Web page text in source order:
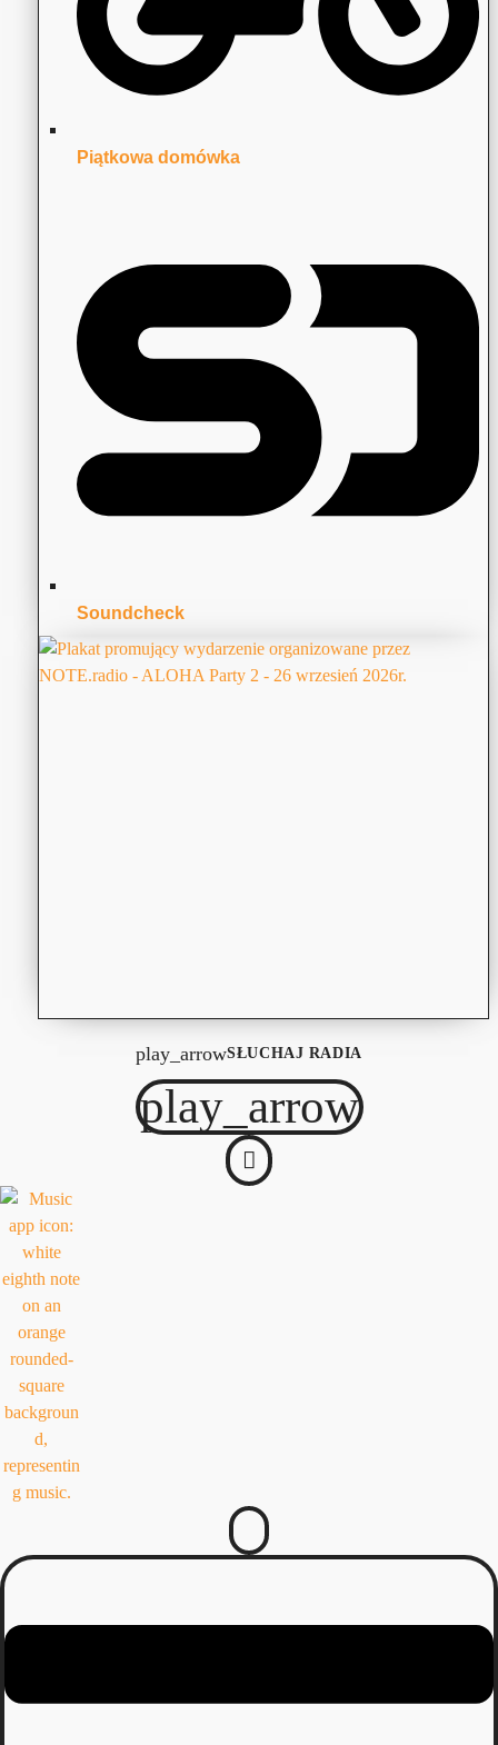
Piątkowa domówka
Soundcheck
play_arrowSŁUCHAJ RADIA
play_arrow